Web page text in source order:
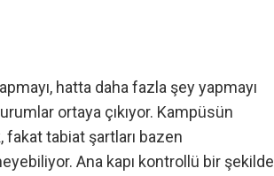
hatta daha fazla şey yapmayı
ortaya çıkıyor. Kampüsün
tabiat şartları bazen
Ana kapı kontrollü bir şekilde